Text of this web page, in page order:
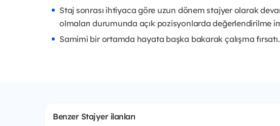
Staj sonrası ihtiyaca göre uzun dönem stajyer olarak
olmaları durumunda açık pozisyonlarda değerlendirilme
Samimi bir ortamda hayata başka bakarak çalışma fırsatı.
Benzer Stajyer ilanları